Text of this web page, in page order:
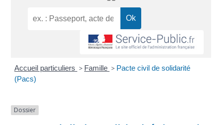
Accueil particuliers > Famille > Pacte civil de solidarité
(Pacs)
Dossier